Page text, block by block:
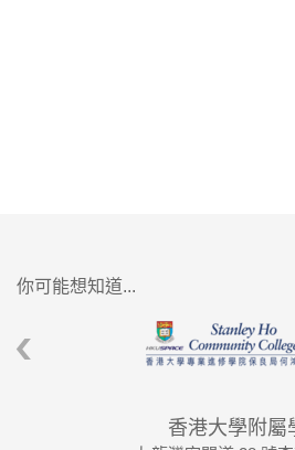
你可能想知道...
香港大學附屬